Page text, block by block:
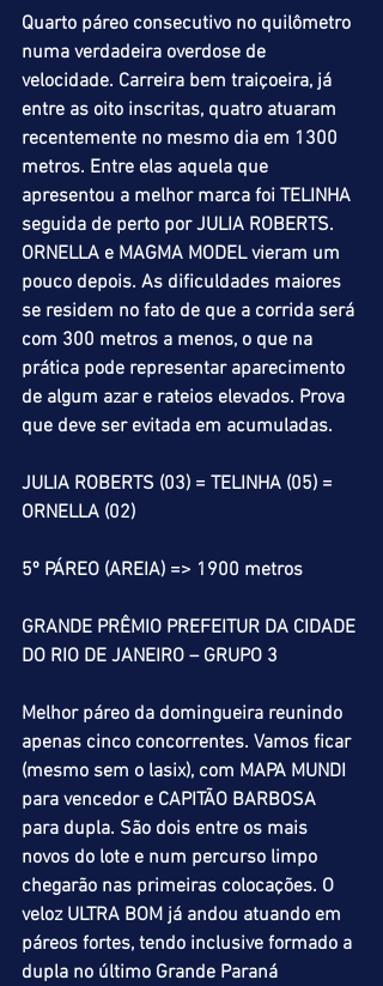
Quarto páreo consecutivo no quilômetro
numa verdadeira overdose de
velocidade. Carreira bem traiçoeira, já
entre as oito inscritas, quatro atuaram
recentemente no mesmo dia em 1300
metros. Entre elas aquela que
apresentou a melhor marca foi TELINHA
seguida de perto por JULIA ROBERTS.
ORNELLA e MAGMA MODEL vieram um
pouco depois. As dificuldades maiores
se residem no fato de que a corrida será
com 300 metros a menos, o que na
prática pode representar aparecimento
de algum azar e rateios elevados. Prova
que deve ser evitada em acumuladas.
JULIA ROBERTS (03) = TELINHA (05) =
ORNELLA (02)
5º PÁREO (AREIA) => 1900 metros
GRANDE PRÊMIO PREFEITUR DA CIDADE
DO RIO DE JANEIRO – GRUPO 3
Melhor páreo da domingueira reunindo
apenas cinco concorrentes. Vamos ficar
(mesmo sem o lasix), com MAPA MUNDI
para vencedor e CAPITÃO BARBOSA
para dupla. São dois entre os mais
novos do lote e num percurso limpo
chegarão nas primeiras colocações. O
veloz ULTRA BOM já andou atuando em
páreos fortes, tendo inclusive formado a
dupla no último Grande Paraná